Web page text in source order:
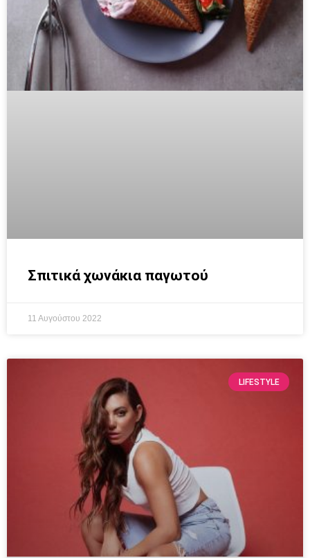
Σπιτικά χωνάκια παγωτού
11 Αυγούστου 2022
LIFESTYLE